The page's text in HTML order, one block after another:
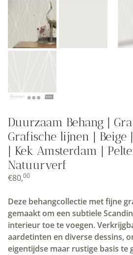
Duurzaam Behang |
Grafische lijnen |
| Kek Amsterdam |
Natuurverf
€80,00
Deze behangcollectie met fijne
gemaakt om een subtiele
interieur toe te voegen.
aardetinten en diverse dessins,
eigentijdse maar rustige basis te